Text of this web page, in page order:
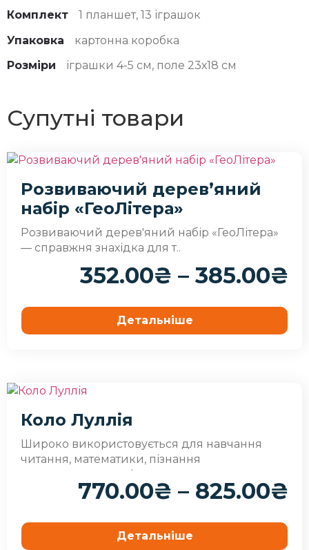
Комплект
1 планшет, 13 іграшок
Упаковка
картонна коробка
Розміри
іграшки 4-5 см, поле 23х18 см
Супутні товари
Розвиваючий дерев’яний
набір «ГеоЛітера»
Розвиваючий дерев'яний набір «ГеоЛітера»
— справжня знахідка для т..
352.00₴ – 385.00₴
Детальніше
Коло Луллія
Широко використовується для навчання
читання, математики, пізнання
навколишнього світу.
770.00₴ – 825.00₴
Детальніше